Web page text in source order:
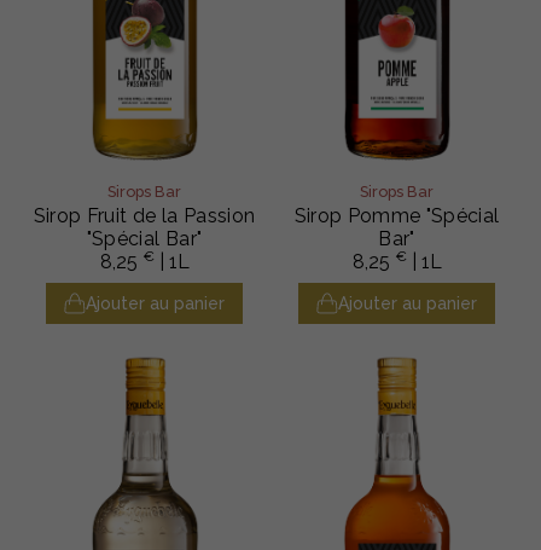
Sirops Bar
Sirop Fruit de la Passion
"Spécial Bar"
8,25 € | 1L
Ajouter au panier
Sirops Bar
Sirop Pomme "Spécial
Bar"
8,25 € | 1L
Ajouter au panier